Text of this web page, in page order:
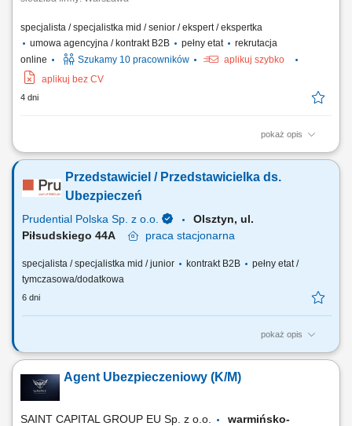
specjalista / specjalistka mid / senior / ekspert / ekspertka
umowa agencyjna / kontrakt B2B
pełny etat
rekrutacja
online
Szukamy 10 pracowników
aplikuj szybko
aplikuj bez CV
4 dni
pokaż opis
Opis stanowiska: Rozwijanie współpracy z obecnymi klientami oraz
ubezpieczeń na życie, majątkowych, komunikacyjnych i dla firm.
Budowanie długofalowych relacji oraz dopasowywanie rozwiązań do
Przedstawiciel / Przedstawicielka ds.
Ubezpieczeń
Prudential Polska Sp. z o.o.
Olsztyn, ul.
Piłsudskiego 44A
praca stacjonarna
specjalista / specjalistka mid / junior kontrakt B2B
pełny etat /
tymczasowa/dodatkowa
6 dni
pokaż opis
Twój zakres obowiązków: budowanie własnego biznesu przy wsparciu
organizacja własnej aktywności i kalendarza spotkań.
Agent Ubezpieczeniowy (K/M)
SAINT CAPITAL GROUP EU Sp. z o.o.
warmińsko-